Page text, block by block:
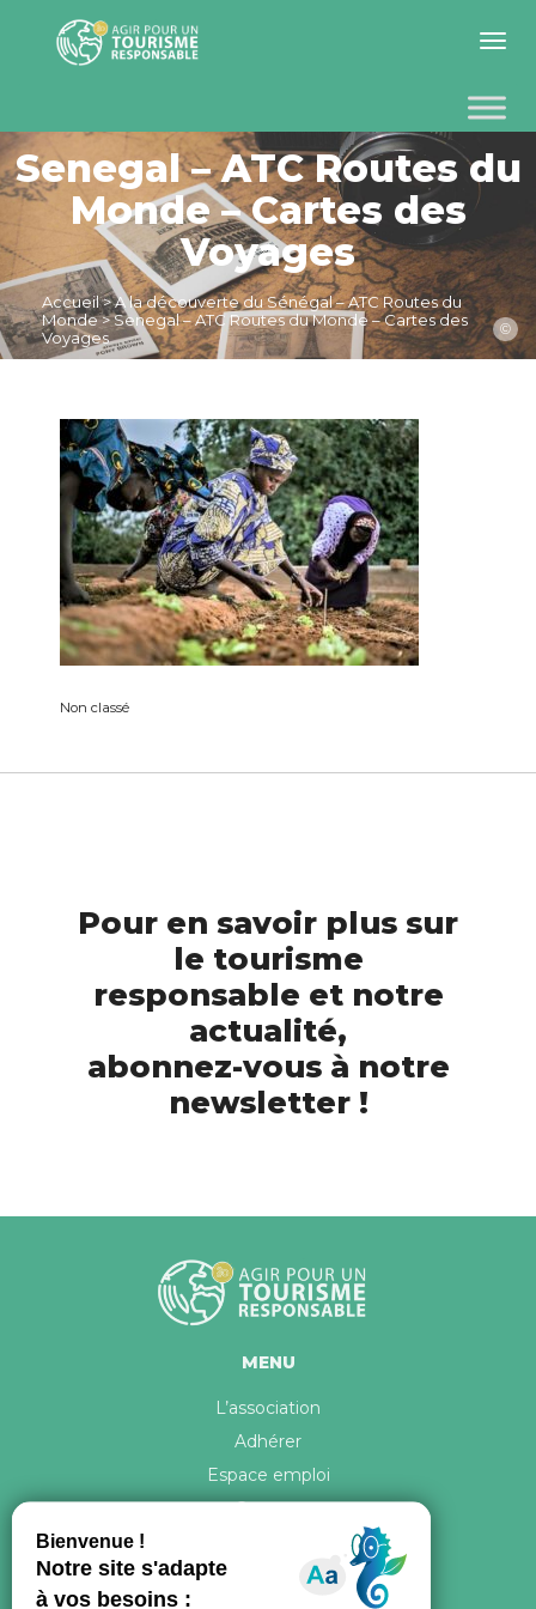
Toggle
Senegal – ATC Routes du
Monde – Cartes des
Voyages
Accueil>A la découverte du Sénégal – ATC Routes du
Monde>Senegal – ATC Routes du Monde – Cartes des
Voyages
©
Non classé
Pour en savoir plus sur
le tourisme
responsable et notre
actualité,
abonnez-vous à notre
newsletter !
MENU
L’association
Adhérer
Espace emploi
Contact